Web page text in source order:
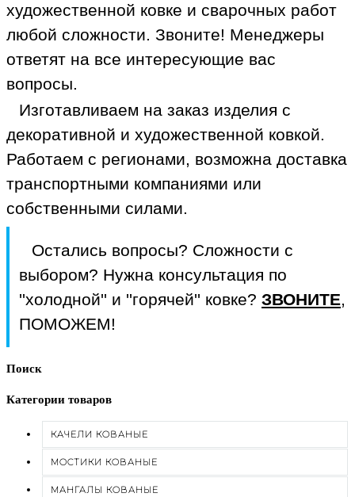
художественной ковке и сварочных работ
любой сложности. Звоните! Менеджеры
ответят на все интересующие вас
вопросы.
Изготавливаем на заказ изделия с
декоративной и художественной ковкой.
Работаем с регионами, возможна доставка
транспортными компаниями или
собственными силами.
Остались вопросы? Сложности с
выбором? Нужна консультация по
''холодной'' и ''горячей'' ковке? ЗВОНИТЕ,
ПОМОЖЕМ!
Поиск
Категории товаров
КАЧЕЛИ КОВАНЫЕ
МОСТИКИ КОВАНЫЕ
МАНГАЛЫ КОВАНЫЕ